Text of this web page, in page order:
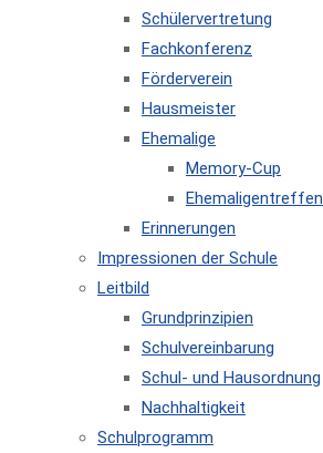
Schülervertretung
Fachkonferenz
Förderverein
Hausmeister
Ehemalige
Memory-Cup
Ehemaligentreffen
Erinnerungen
Impressionen der Schule
Leitbild
Grundprinzipien
Schulvereinbarung
Schul- und Hausordnung
Nachhaltigkeit
Schulprogramm